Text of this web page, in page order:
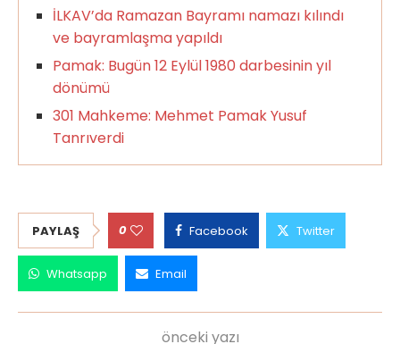
İLKAV’da Ramazan Bayramı namazı kılındı
ve bayramlaşma yapıldı
Pamak: Bugün 12 Eylül 1980 darbesinin yıl
dönümü
301 Mahkeme: Mehmet Pamak Yusuf
Tanrıverdi
PAYLAŞ 0 Facebook Twitter
Whatsapp Email
önceki yazı